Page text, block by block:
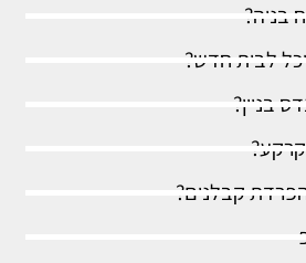
בניה?
לבית חדש?
בניין?
קרקע?
קבלנים?